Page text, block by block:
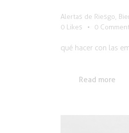
Alertas de Riesgo
0 Likes 0
qué hacer con las
Read more